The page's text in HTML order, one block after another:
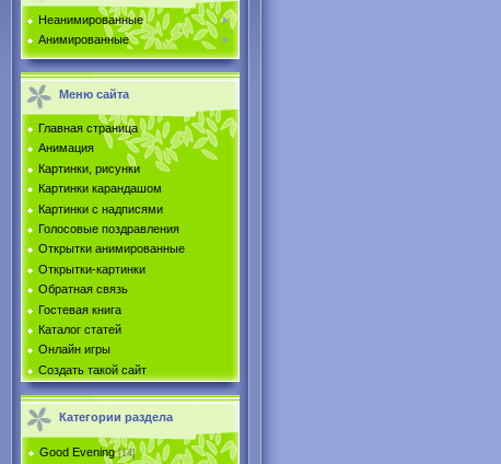
Неанимированные
Анимированные
Меню сайта
Главная страница
Анимация
Картинки, рисунки
Картинки карандашом
Картинки с надписями
Голосовые поздравления
Открытки анимированные
Открытки-картинки
Обратная связь
Гостевая книга
Каталог статей
Онлайн игры
Создать такой сайт
Категории раздела
Good Evening [14]